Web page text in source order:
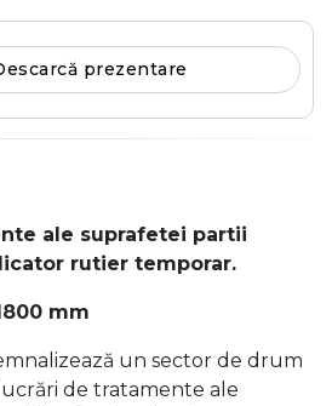
prezentare
ale suprafetei partii
rutier temporar.
mm
un sector de drum
de tratamente ale